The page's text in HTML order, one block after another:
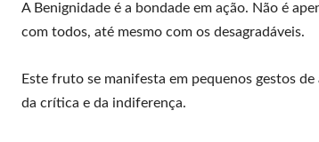
A Benignidade é a bondade em ação. Não é
com todos, até mesmo com os desagradáveis.
Este fruto se manifesta em pequenos gestos
da crítica e da indiferença.